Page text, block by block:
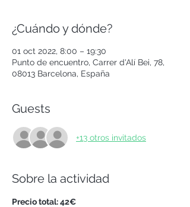
¿Cuándo y dónde?
01 oct 2022, 8:00 – 19:30
Punto de encuentro, Carrer d'Alí Bei, 78,
08013 Barcelona, España
Guests
+13 otros invitados
Sobre la actividad
Precio total: 42€